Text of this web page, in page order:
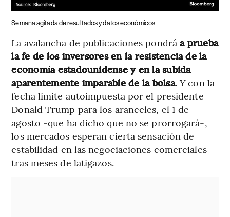
Semana agitada de resultados y datos económicos
La avalancha de publicaciones pondrá a prueba
la fe de los inversores en la resistencia de la
economía estadounidense y en la subida
aparentemente imparable de la bolsa. Y con la
fecha límite autoimpuesta por el presidente
Donald Trump para los aranceles, el 1 de
agosto -que ha dicho que no se prorrogará-,
los mercados esperan cierta sensación de
estabilidad en las negociaciones comerciales
tras meses de latigazos.